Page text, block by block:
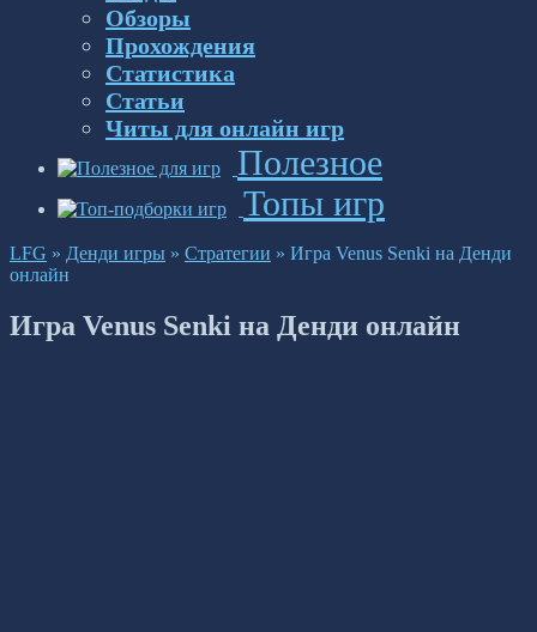
Обзоры
Прохождения
Статистика
Статьи
Читы для онлайн игр
Полезное
Топы игр
LFG » Денди игры » Стратегии » Игра Venus Senki на Денди
онлайн
Игра Venus Senki на Денди онлайн